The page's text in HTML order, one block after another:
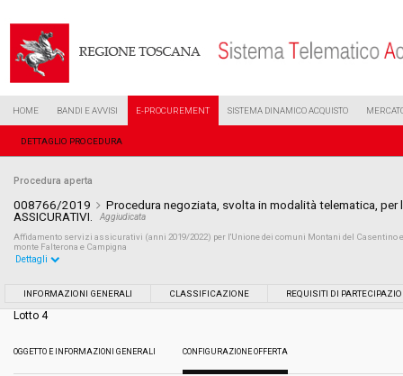
HOME BANDI E AVVISI E-PROCUREMENT SISTEMA DINAMICO ACQUISTO
DETTAGLIO PROCEDURA
Procedura aperta
008766/2019
Procedura negoziata, svolta in modalità telematica, per
ASSICURATIVI.
Aggiudicata
Affidamento servizi assicurativi (anni 2019/2022) per l'Unione dei comuni Montani del Casentino
monte Falterona e Campigna
Tipo di contratto:
23/04/2019 17:19
Dettagli
INFORMAZIONI GENERALI CLASSIFICAZIONE REQUISITI DI
Lotto 4
OGGETTO E INFORMAZIONI GENERALI CONFIGURAZIONE OFFERTA